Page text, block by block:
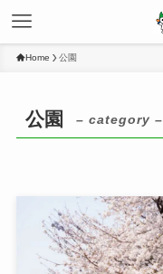
Home 公園
公園 – category –